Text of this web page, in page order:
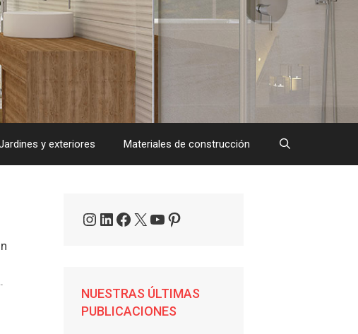
y exteriores Materiales de construcción
Instagram
LinkedIn
Facebook
X YouTube
Pinterest
NUESTRAS ÚLTIMAS
PUBLICACIONES